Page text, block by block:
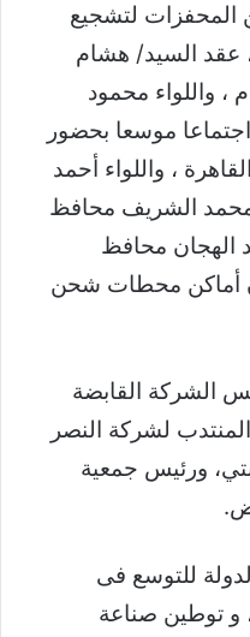
المحفزات لتشجيع
عقد السيد/ هشام
، واللواء محمود
موسعا بحضور
، واللواء أحمد
محمد الشريف محافظ
الهجان محافظ
أماكن محطات شحن
الشركة القابضة
لشركة النصر
ورئيس جمعية
للتوسع فى
و توطين صناعة